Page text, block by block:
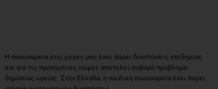
Η παχυσαρκία στις μέρες μας έχει πάρει διαστάσεις επιδημίας
και για τις προηγμένες χώρες αποτελεί σοβαρό πρόβλημα
δημόσιας υγείας. Στην Ελλάδα, η παιδική παχυσαρκία έχει πάρει